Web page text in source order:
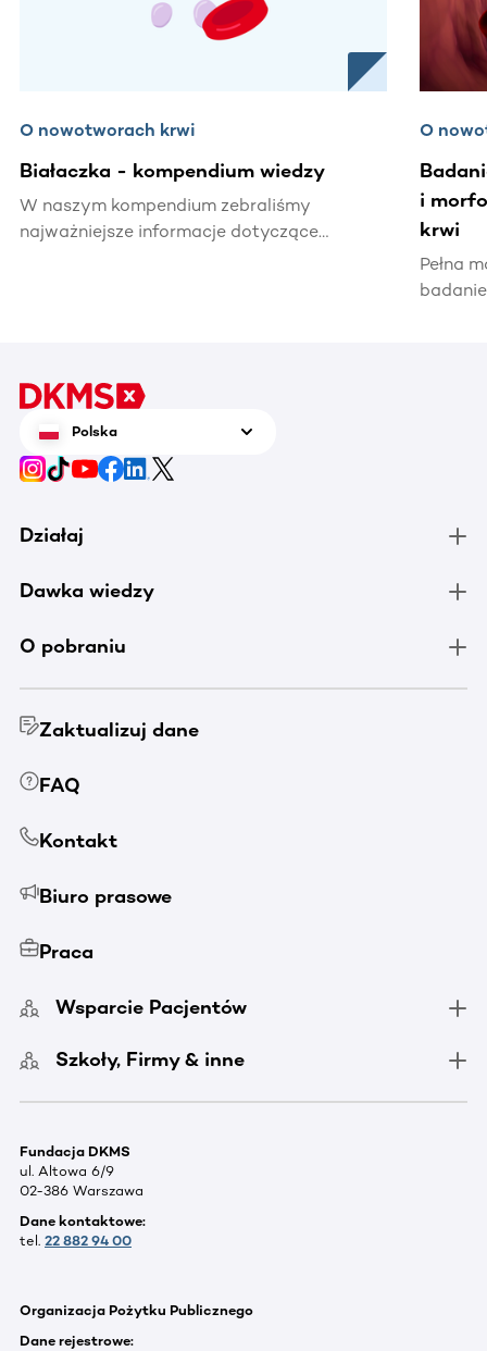
O nowotworach krwi
Białaczka - kompendium wiedzy
W naszym kompendium zebraliśmy
najważniejsze informacje dotyczące
O
i
krwi
Pełna
Polska
Działaj
Dawka wiedzy
O pobraniu
Zaktualizuj dane
FAQ
Kontakt
Biuro prasowe
Praca
Wsparcie Pacjentów
Szkoły, Firmy & inne
Fundacja DKMS
ul. Altowa 6/9
02-386 Warszawa
Dane kontaktowe:
tel. 22 882 94 00
Organizacja Pożytku Publicznego
Dane rejestrowe: